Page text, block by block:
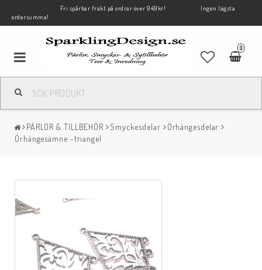
Fri spårbar frakt på ordrar över 949kr! Ingen lägsta
ordersumma!
0
PÄRLOR & TILLBEHÖR Smyckesdelar
Örhängesdelar
Örhängesämne -triangel